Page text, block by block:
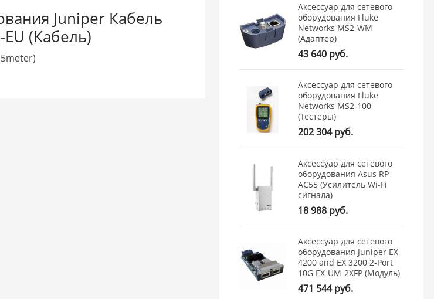
Juniper Кабель
EU (Кабель)
Аксессуар для сетевого
оборудования Fluke
Networks MS2-WM
(Адаптер)
43 640 руб.
Аксессуар для сетевого
оборудования Fluke
Networks MS2-100
(Тестеры)
202 304 руб.
Аксессуар для сетевого
оборудования Asus RP-
AC55 (Усилитель Wi-Fi
сигнала)
18 988 руб.
Аксессуар для сетевого
оборудования Juniper EX
4200 and EX 3200 2-Port
10G EX-UM-2XFP (Модуль)
471 544 руб.